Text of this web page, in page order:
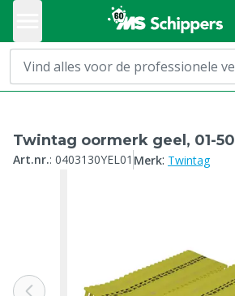
Twintag oormerk geel, 01-50
Art.nr.: 0403130YEL01 Merk: Twintag